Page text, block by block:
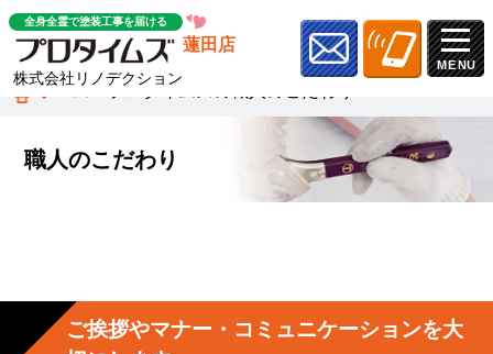
全身全霊で塗装工事を届ける
蓮田店
株式会社リノデクション
ホーム » プロタイムズの職人のこだわり
職人のこだわり
ご挨拶やマナー・コミュニケーションを大